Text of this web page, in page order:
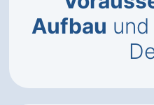
Aufbau und